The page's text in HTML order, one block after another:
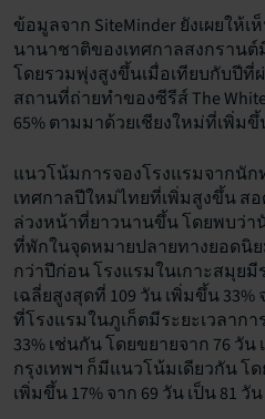
ข้อมูลจาก SiteMinder ยังเผยให้
นานาชาติของเทศกาลสงกราน
โดยรวมพุ่งสูงขึ้นเมื่อเทียบกับปีที่
สถานที่ถ่ายทำของซีรีส์ The
65% ตามมาด้วยเชียงใหม่ที่เพิ่มขึ้
แนวโน้มการจองโรงแรมจากนัก
เทศกาลปีใหม่ไทยที่เพิ่มสูงขึ้น ส
ล่วงหน้าที่ยาวนานขึ้น โดยพบว่า
ที่พักในจุดหมายปลายทางยอดนิ
กว่าปีก่อน โรงแรมในเกาะสมุยมี
เฉลี่ยสูงสุดที่ 109 วัน เพิ่มขึ้น
ที่โรงแรมในภูเก็ตมีระยะเวลาก
33% เช่นกัน โดยขยายจาก 76 วั
กรุงเทพฯ ก็มีแนวโน้มเดียวกัน โ
เพิ่มขึ้น 17% จาก 69 วัน เป็น 81 วัน